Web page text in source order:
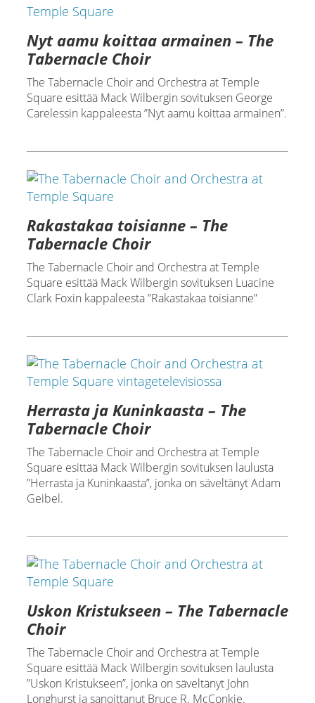
Nyt aamu koittaa armainen – The
Tabernacle Choir
The Tabernacle Choir and Orchestra at Temple
Square esittää Mack Wilbergin sovituksen George
Carelessin kappaleesta ”Nyt aamu koittaa armainen”.
Rakastakaa toisianne – The
Tabernacle Choir
The Tabernacle Choir and Orchestra at Temple
Square esittää Mack Wilbergin sovituksen Luacine
Clark Foxin kappaleesta ”Rakastakaa toisianne”
Herrasta ja Kuninkaasta – The
Tabernacle Choir
The Tabernacle Choir and Orchestra at Temple
Square esittää Mack Wilbergin sovituksen laulusta
”Herrasta ja Kuninkaasta”, jonka on säveltänyt Adam
Geibel.
Uskon Kristukseen – The Tabernacle
Choir
The Tabernacle Choir and Orchestra at Temple
Square esittää Mack Wilbergin sovituksen laulusta
”Uskon Kristukseen”, jonka on säveltänyt John
Longhurst ja sanoittanut Bruce R. McConkie.